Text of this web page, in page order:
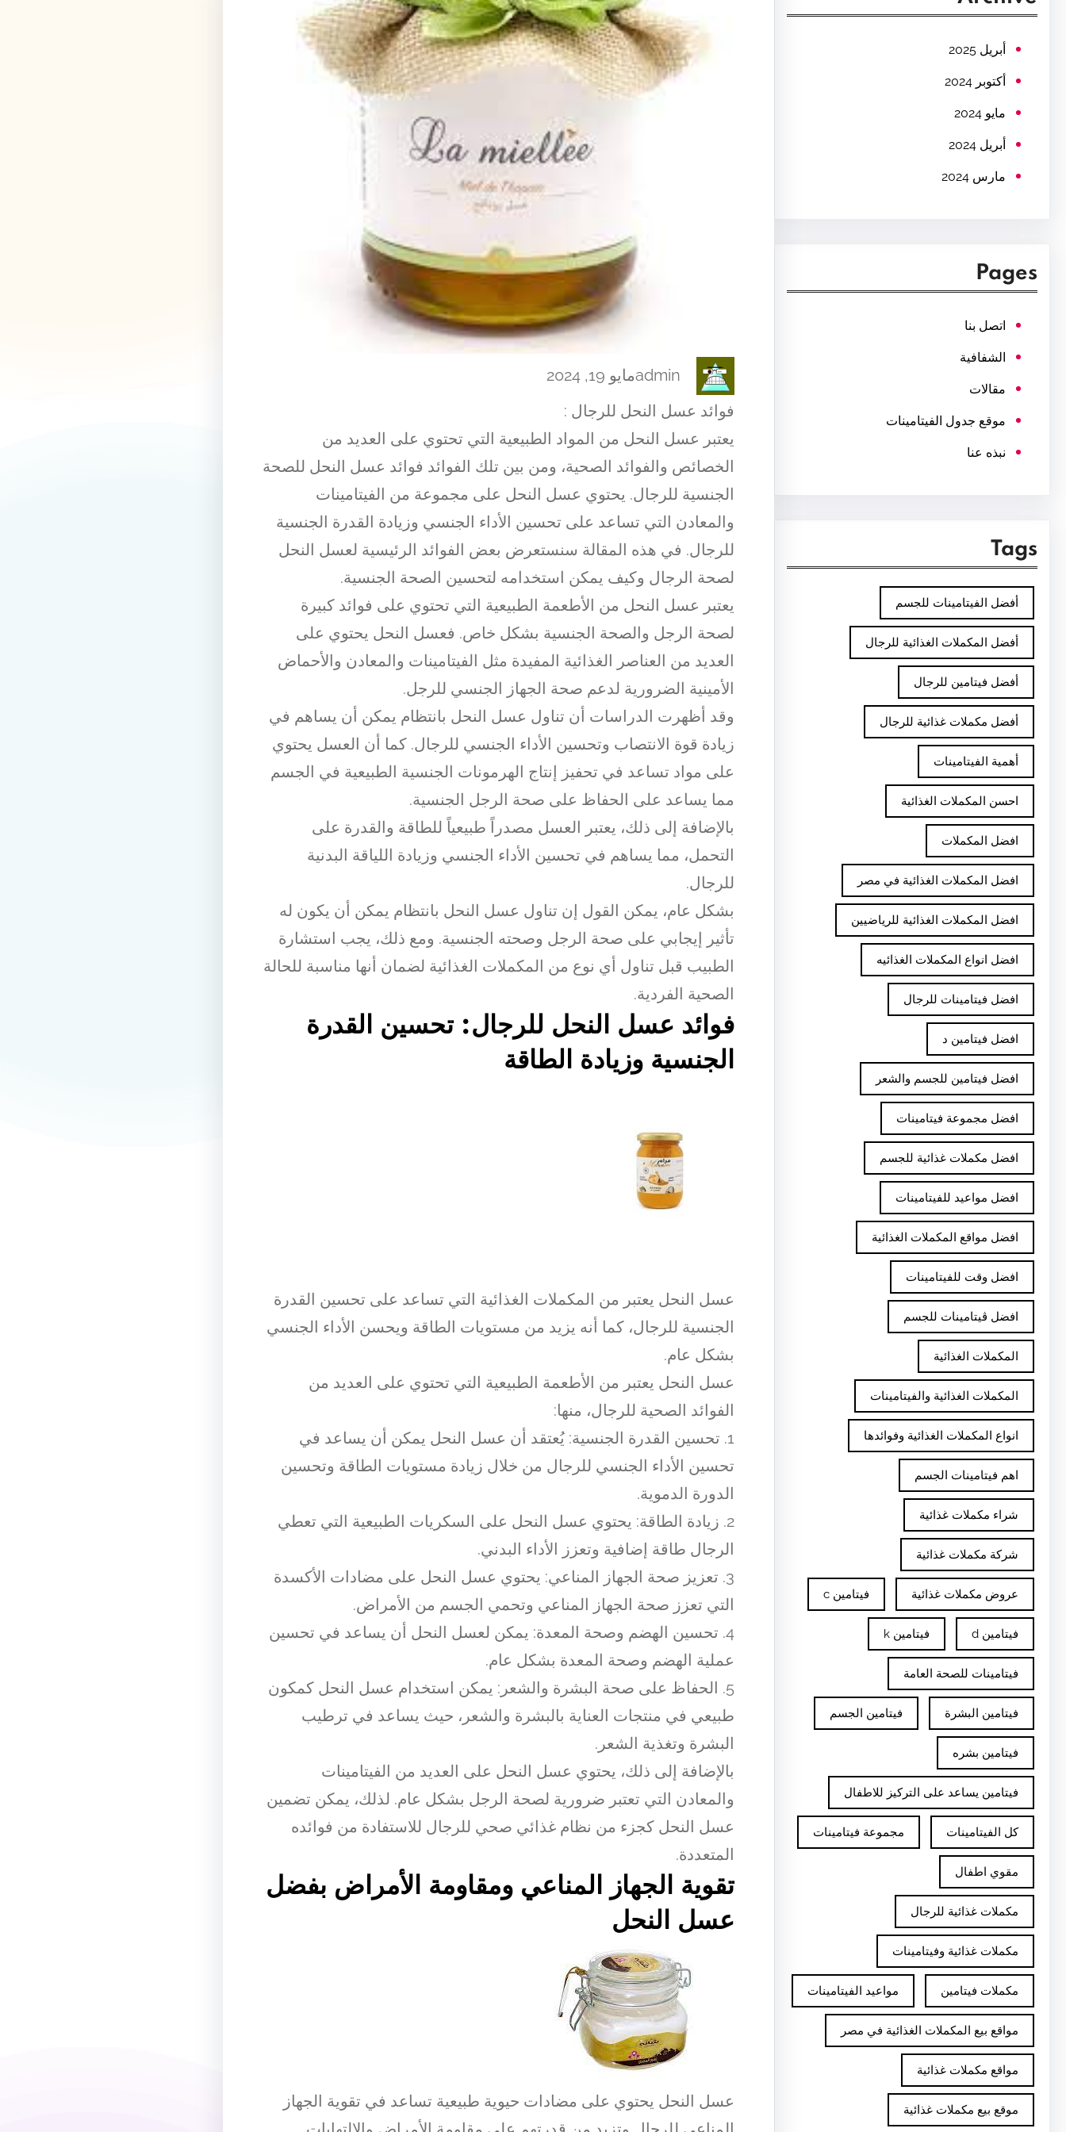
c
أبريل 2025
أكتوبر 2024
مايو 2024
أبريل 2024
مارس 2024
Pages
اتصل بنا
الشفافية
مقالات
موقع جدول الفيتامينات
نبذه عنا
Tags
أفضل الفيتامينات للجسم
أفضل المكملات الغذائية للرجال
أفضل فيتامين للرجال
أفضل مكملات غذائية للرجال
أهمية الفيتامينات
احسن المكملات الغذائية
افضل المكملات
افضل المكملات الغذائية في مصر
افضل المكملات الغذائية للرياضيين
افضل انواع المكملات الغذائيه
افضل فيتامينات للرجال
افضل فيتامين د
افضل فيتامين للجسم والشعر
افضل مجموعة فيتامينات
افضل مكملات غذائية للجسم
افضل مواعيد للفيتامينات
افضل مواقع المكملات الغذائية
افضل وقت للفيتامينات
افضل ڤيتامينات للجسم
المكملات الغذائية
المكملات الغذائية والفيتامينات
انواع المكملات الغذائية وفوائدها
اهم فيتامينات الجسم
شراء مكملات غذائية
شركة مكملات غذائية
عروض مكملات غذائية فيتامين c
فيتامين d فيتامين k
فيتامينات للصحة العامة
فيتامين البشرة فيتامين الجسم
فيتامين بشره
فيتامين يساعد على التركيز للاطفال
كل الفيتامينات مجموعة فيتامينات
مقوي اطفال
مكملات غذائية للرجال
مكملات غذائية وفيتامينات
مكملات فيتامين مواعيد الفيتامينات
مواقع بيع المكملات الغذائية في مصر
مواقع مكملات غذائية
موقع بيع مكملات غذائية
adminمايو 19, 2024
فوائد عسل النحل للرجال :
يعتبر عسل النحل من المواد الطبيعية التي تحتوي على العديد من
الخصائص والفوائد الصحية، ومن بين تلك الفوائد فوائد عسل النحل للصحة
الجنسية للرجال. يحتوي عسل النحل على مجموعة من الفيتامينات
والمعادن التي تساعد على تحسين الأداء الجنسي وزيادة القدرة الجنسية
للرجال. في هذه المقالة سنستعرض بعض الفوائد الرئيسية لعسل النحل
لصحة الرجال وكيف يمكن استخدامه لتحسين الصحة الجنسية.
يعتبر عسل النحل من الأطعمة الطبيعية التي تحتوي على فوائد كبيرة
لصحة الرجل والصحة الجنسية بشكل خاص. فعسل النحل يحتوي على
العديد من العناصر الغذائية المفيدة مثل الفيتامينات والمعادن والأحماض
الأمينية الضرورية لدعم صحة الجهاز الجنسي للرجل.
وقد أظهرت الدراسات أن تناول عسل النحل بانتظام يمكن أن يساهم في
زيادة قوة الانتصاب وتحسين الأداء الجنسي للرجال. كما أن العسل يحتوي
على مواد تساعد في تحفيز إنتاج الهرمونات الجنسية الطبيعية في الجسم
مما يساعد على الحفاظ على صحة الرجل الجنسية.
بالإضافة إلى ذلك، يعتبر العسل مصدراً طبيعياً للطاقة والقدرة على
التحمل، مما يساهم في تحسين الأداء الجنسي وزيادة اللياقة البدنية
للرجال.
بشكل عام، يمكن القول إن تناول عسل النحل بانتظام يمكن أن يكون له
تأثير إيجابي على صحة الرجل وصحته الجنسية. ومع ذلك، يجب استشارة
الطبيب قبل تناول أي نوع من المكملات الغذائية لضمان أنها مناسبة للحالة
الصحية الفردية.
فوائد عسل النحل للرجال: تحسين القدرة
الجنسية وزيادة الطاقة
عسل النحل يعتبر من المكملات الغذائية التي تساعد على تحسين القدرة
الجنسية للرجال، كما أنه يزيد من مستويات الطاقة ويحسن الأداء الجنسي
بشكل عام.
عسل النحل يعتبر من الأطعمة الطبيعية التي تحتوي على العديد من
الفوائد الصحية للرجال، منها:
1. تحسين القدرة الجنسية: يُعتقد أن عسل النحل يمكن أن يساعد في
تحسين الأداء الجنسي للرجال من خلال زيادة مستويات الطاقة وتحسين
الدورة الدموية.
2. زيادة الطاقة: يحتوي عسل النحل على السكريات الطبيعية التي تعطي
الرجال طاقة إضافية وتعزز الأداء البدني.
3. تعزيز صحة الجهاز المناعي: يحتوي عسل النحل على مضادات الأكسدة
التي تعزز صحة الجهاز المناعي وتحمي الجسم من الأمراض.
4. تحسين الهضم وصحة المعدة: يمكن لعسل النحل أن يساعد في تحسين
عملية الهضم وصحة المعدة بشكل عام.
5. الحفاظ على صحة البشرة والشعر: يمكن استخدام عسل النحل كمكون
طبيعي في منتجات العناية بالبشرة والشعر، حيث يساعد في ترطيب
البشرة وتغذية الشعر.
بالإضافة إلى ذلك، يحتوي عسل النحل على العديد من الفيتامينات
والمعادن التي تعتبر ضرورية لصحة الرجل بشكل عام. لذلك، يمكن تضمين
عسل النحل كجزء من نظام غذائي صحي للرجال للاستفادة من فوائده
المتعددة.
تقوية الجهاز المناعي ومقاومة الأمراض بفضل
عسل النحل
عسل النحل يحتوي على مضادات حيوية طبيعية تساعد في تقوية الجهاز